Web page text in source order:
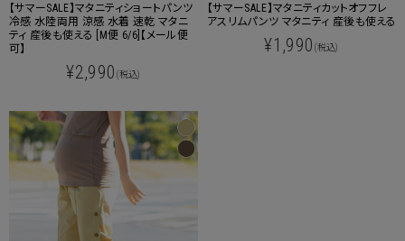
【サマーSALE】マタニティショートパンツ
冷感 水陸両用 涼感 水着 速乾 マタニ
ティ 産後も使える [M便 6/6]【メール便
可】
¥2,990 (税込)
【サマーSALE】マタニティカットオフフレ
アスリムパンツ マタニティ 産後も使える
¥1,990 (税込)